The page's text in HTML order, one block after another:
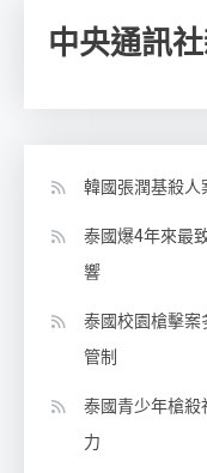
中央通訊
韓國張潤基殺
泰國爆4年來最
響
泰國校園槍擊
管制
泰國青少年槍
力